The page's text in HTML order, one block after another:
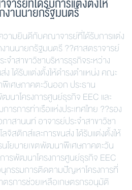
งานนายกรัฐมนตรี
มยินดีกับคณาจารย์ที่ได้รับการแต่ง
านนายกรัฐมนตรี ?‍?ศาสตราจารย์
ำสาขาวิชาบริหารธุรกิจระหว่าง
ง ได้รับแต่งตั้งให้ดำรงตำแหน่ง คณะ
เศษภาคตะวันออก ประธาน
าโครงการศูนย์ธุรกิจ EEC และ
ารการท่าเรือแห่งประเทศไทย ?‍?รอง
าสานนท์ อาจารย์ประจำสาขาวิชา
ลจิสติกส์และการขนส่ง ได้รับแต่งตั้งให้
โยบายเขตพัฒนาพิเศษภาคตะวัน
รพัฒนาโครงการศูนย์ธุรกิจ EEC
นุกรรมการติดตามปัญหาโครงการที่
ตรการช่วยเหลือเกษตรกรอนุมัติ